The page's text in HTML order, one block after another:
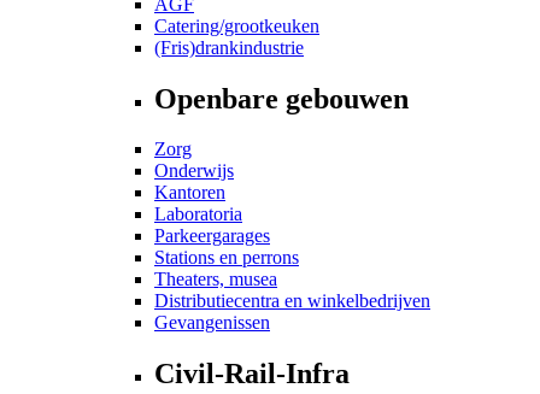
Catering/grootkeuken
(Fris)drankindustrie
Openbare gebouwen
Zorg
Onderwijs
Kantoren
Laboratoria
Parkeergarages
Stations en perrons
Theaters, musea
Distributiecentra en winkelbedrijven
Gevangenissen
Civil-Rail-Infra